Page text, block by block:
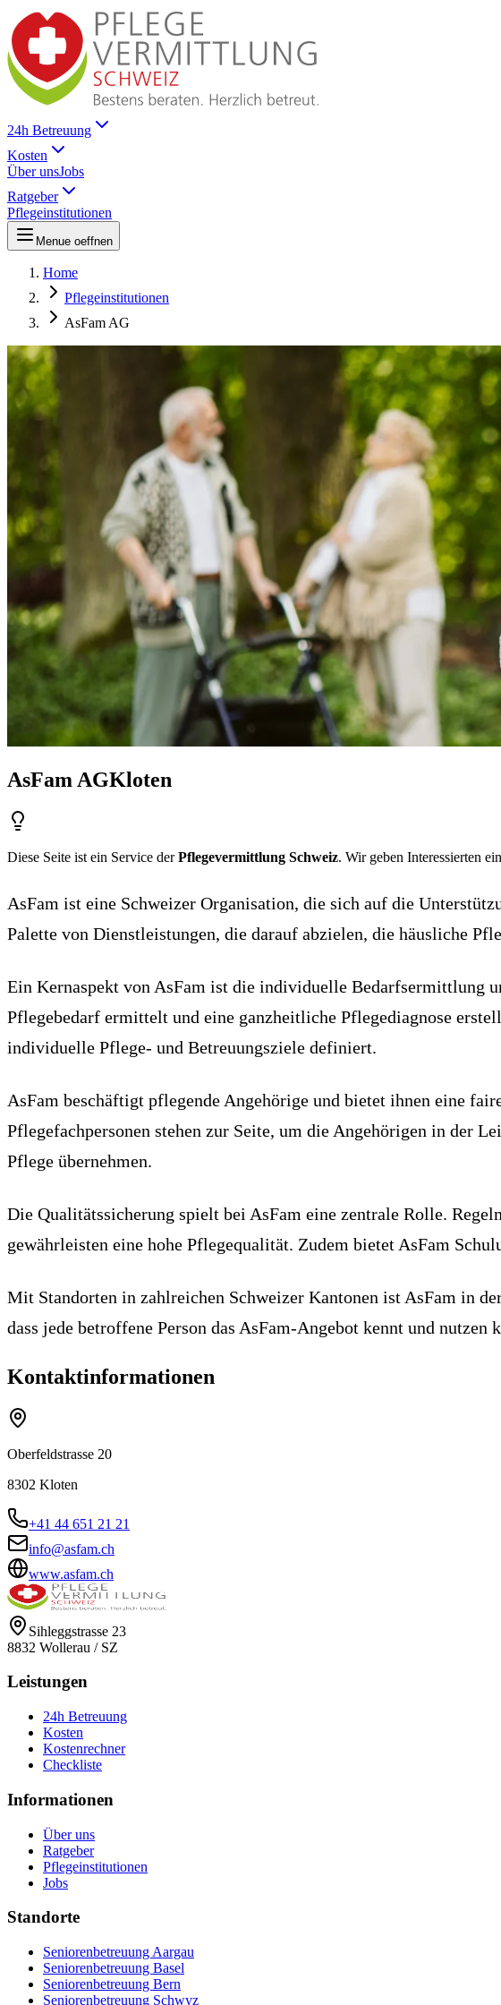
24h Betreuung
Kosten
Über unsJobs
Ratgeber
Pflegeinstitutionen
Menue oeffnen
Home
Pflegeinstitutionen
AsFam AG
AsFam AGKloten
Diese Seite ist ein Service derPflegevermittlung Schweiz. Wir geben Interessierten
AsFam ist eine Schweizer Organisation, die sich auf die
Palette von Dienstleistungen, die darauf abzielen, die häusliche
Ein Kernaspekt von AsFam ist die individuelle Bedarfsermittlung
Pflegebedarf ermittelt und eine ganzheitliche Pflegediagnose
individuelle Pflege- und Betreuungsziele definiert.
AsFam beschäftigt pflegende Angehörige und bietet ihnen eine
Pflegefachpersonen stehen zur Seite, um die Angehörigen in der
Pflege übernehmen.
Die Qualitätssicherung spielt bei AsFam eine zentrale Rolle.
gewährleisten eine hohe Pflegequalität. Zudem bietet AsFam
Mit Standorten in zahlreichen Schweizer Kantonen ist AsFam in
dass jede betroffene Person das AsFam-Angebot kennt und
Kontaktinformationen
Oberfeldstrasse 20
8302 Kloten
+41 44 651 21 21
info@asfam.ch
www.asfam.ch
Sihleggstrasse 23
8832 Wollerau / SZ
Leistungen
24h Betreuung
Kosten
Kostenrechner
Checkliste
Informationen
Über uns
Ratgeber
Pflegeinstitutionen
Jobs
Standorte
Seniorenbetreuung Aargau
Seniorenbetreuung Basel
Seniorenbetreuung Bern
Seniorenbetreuung Schwyz